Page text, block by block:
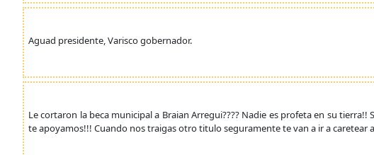
Aguad presidente, Varisco gobernador.
Le cortaron la beca municipal a Braian Arregui???? Nadie es profeta en su
te apoyamos!!! Cuando nos traigas otro titulo seguramente te van a ir a caretear